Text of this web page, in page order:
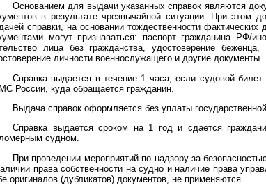
Основанием для выдачи указанных справок являются
в результате чрезвычайной ситуации. При этом
справки, на основании тождественности
могут признаваться: паспорт гражданина РФ/
лица без гражданства, удостоверение
личности военнослужащего и другие документы.
Справка выдается в течение 1 часа, если судовой
России, куда обращается гражданин.
Выдача справок оформляется без уплаты
Справка выдается сроком на 1 год и сдается
судном.
При проведении мероприятий по надзору за
права собственности на судно и наличие права
оригиналов (дубликатов) документов, не применяются.